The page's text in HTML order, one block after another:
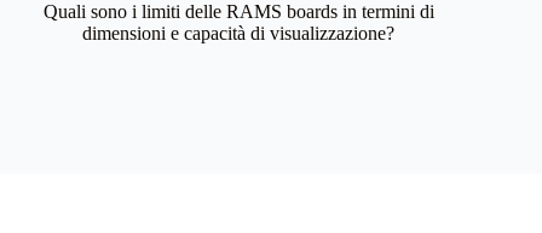
Quali sono i limiti delle RAMS boards in termini di
dimensioni e capacità di visualizzazione?